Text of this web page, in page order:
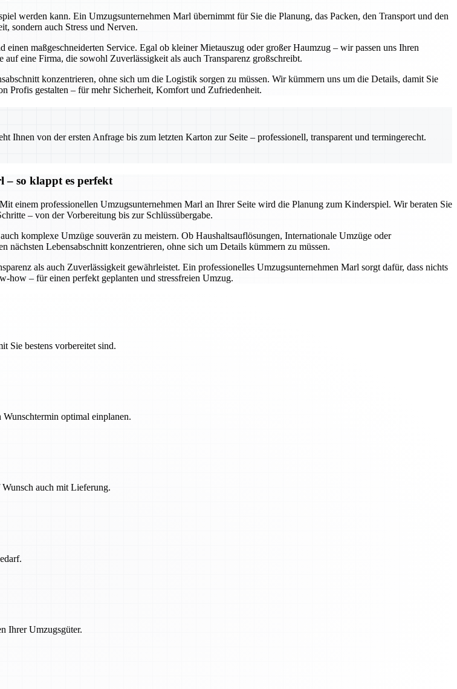
werden kann. Ein Umzugsunternehmen Marl übernimmt für Sie die Planung, das Packen, den Transport und den
sondern auch Stress und Nerven.
maßgeschneiderten Service. Egal ob kleiner Mietauszug oder großer Haumzug – wir passen uns Ihren
eine Firma, die sowohl Zuverlässigkeit als auch Transparenz großschreibt.
konzentrieren, ohne sich um die Logistik sorgen zu müssen. Wir kümmern uns um die Details, damit Sie
Profis gestalten – für mehr Sicherheit, Komfort und Zufriedenheit.
Ihnen von der ersten Anfrage bis zum letzten Karton zur Seite – professionell, transparent und termingerecht.
– so klappt es perfekt
einem professionellen Umzugsunternehmen Marl an Ihrer Seite wird die Planung zum Kinderspiel. Wir beraten Sie
– von der Vorbereitung bis zur Schlüssübergabe.
komplexe Umzüge souverän zu meistern. Ob Haushaltsauflösungen, Internationale Umzüge oder
Lebensabschnitt konzentrieren, ohne sich um Details kümmern zu müssen.
als auch Zuverlässigkeit gewährleistet. Ein professionelles Umzugsunternehmen Marl sorgt dafür, dass nichts
how – für einen perfekt geplanten und stressfreien Umzug.
Sie bestens vorbereitet sind.
optimal einplanen.
auch mit Lieferung.
Ihrer Umzugsgüter.